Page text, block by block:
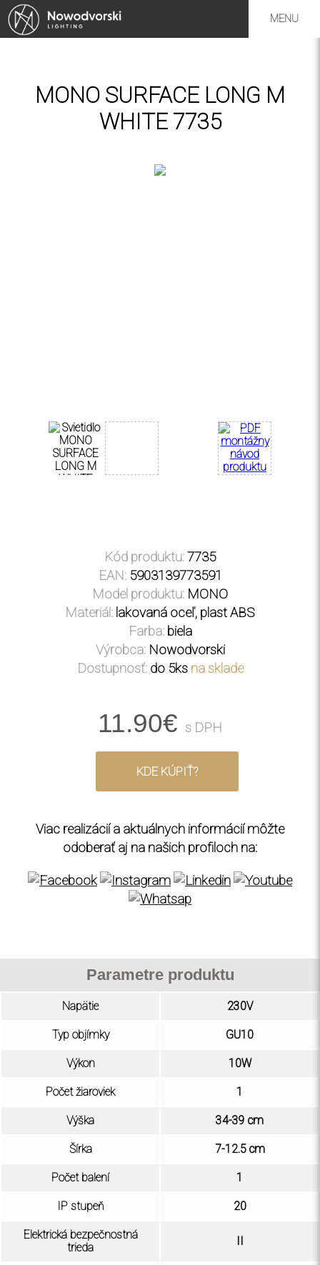
MENU
MONO SURFACE LONG M
WHITE 7735
Kód produktu:7735
EAN: 5903139773591
Model produktu: MONO
Materiál: lakovaná oceľ, plast ABS
Farba: biela
Výrobca: Nowodvorski
Dostupnosť: do 5ks na sklade
11.90€ s DPH
KDE KÚPIŤ?
Viac realizácií a aktuálnych informácií môžte
odoberať aj na našich profiloch na:
Parametre produktu
Napätie 230V
Typ objímky GU10
Výkon 10W
Počet žiaroviek 1
Výška 34-39 cm
Šírka 7-12.5 cm
Počet balení 1
IP stupeň 20
Elektrická bezpečnostná
trieda